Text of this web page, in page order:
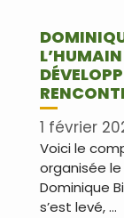
1 février
Voici le
organisée le
Dominique
s’est levé, …